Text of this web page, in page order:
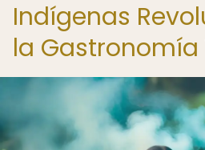
Indígenas
la